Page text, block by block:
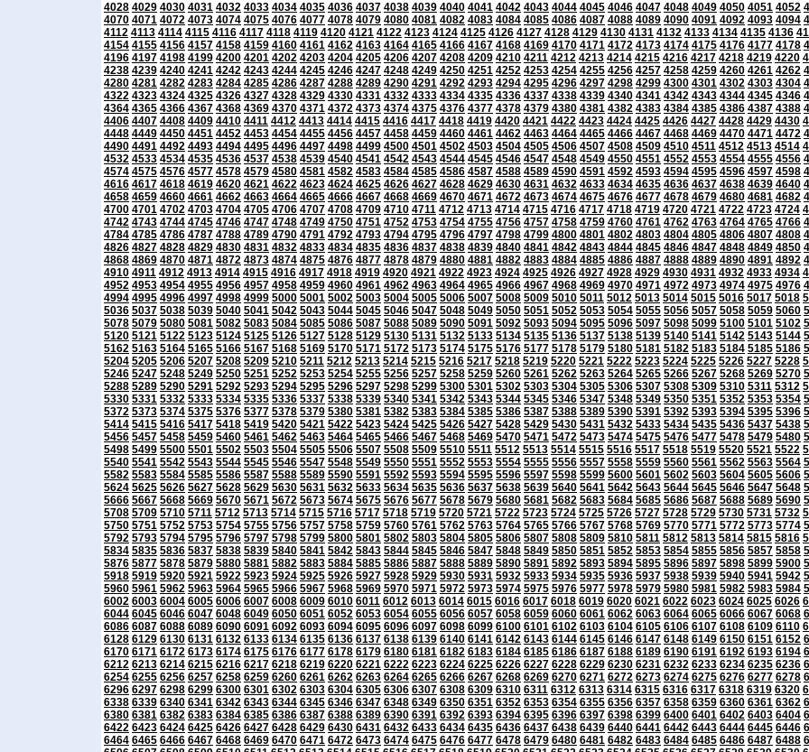
4028 4029 4030 4031 4032 4033 4034 4035 4036 4037 4038 4039 4040 4041 4042 4043 4044 4045 4046 4047 4048 4049 4050 4051 4052
4070 4071 4072 4073 4074 4075 4076 4077 4078 4079 4080 4081 4082 4083 4084 4085 4086 4087 4088 4089 4090 4091 4092 4093 4094
4112 4113 4114 4115 4116 4117 4118 4119 4120 4121 4122 4123 4124 4125 4126 4127 4128 4129 4130 4131 4132 4133 4134 4135 4136
4154 4155 4156 4157 4158 4159 4160 4161 4162 4163 4164 4165 4166 4167 4168 4169 4170 4171 4172 4173 4174 4175 4176 4177 4178
4196 4197 4198 4199 4200 4201 4202 4203 4204 4205 4206 4207 4208 4209 4210 4211 4212 4213 4214 4215 4216 4217 4218 4219 4220
4238 4239 4240 4241 4242 4243 4244 4245 4246 4247 4248 4249 4250 4251 4252 4253 4254 4255 4256 4257 4258 4259 4260 4261 4262
4280 4281 4282 4283 4284 4285 4286 4287 4288 4289 4290 4291 4292 4293 4294 4295 4296 4297 4298 4299 4300 4301 4302 4303 4304
4322 4323 4324 4325 4326 4327 4328 4329 4330 4331 4332 4333 4334 4335 4336 4337 4338 4339 4340 4341 4342 4343 4344 4345 4346
4364 4365 4366 4367 4368 4369 4370 4371 4372 4373 4374 4375 4376 4377 4378 4379 4380 4381 4382 4383 4384 4385 4386 4387 4388
4406 4407 4408 4409 4410 4411 4412 4413 4414 4415 4416 4417 4418 4419 4420 4421 4422 4423 4424 4425 4426 4427 4428 4429 4430
4448 4449 4450 4451 4452 4453 4454 4455 4456 4457 4458 4459 4460 4461 4462 4463 4464 4465 4466 4467 4468 4469 4470 4471 4472
4490 4491 4492 4493 4494 4495 4496 4497 4498 4499 4500 4501 4502 4503 4504 4505 4506 4507 4508 4509 4510 4511 4512 4513 4514
4532 4533 4534 4535 4536 4537 4538 4539 4540 4541 4542 4543 4544 4545 4546 4547 4548 4549 4550 4551 4552 4553 4554 4555 4556
4574 4575 4576 4577 4578 4579 4580 4581 4582 4583 4584 4585 4586 4587 4588 4589 4590 4591 4592 4593 4594 4595 4596 4597 4598
4616 4617 4618 4619 4620 4621 4622 4623 4624 4625 4626 4627 4628 4629 4630 4631 4632 4633 4634 4635 4636 4637 4638 4639 4640
4658 4659 4660 4661 4662 4663 4664 4665 4666 4667 4668 4669 4670 4671 4672 4673 4674 4675 4676 4677 4678 4679 4680 4681 4682
4700 4701 4702 4703 4704 4705 4706 4707 4708 4709 4710 4711 4712 4713 4714 4715 4716 4717 4718 4719 4720 4721 4722 4723 4724
4742 4743 4744 4745 4746 4747 4748 4749 4750 4751 4752 4753 4754 4755 4756 4757 4758 4759 4760 4761 4762 4763 4764 4765 4766
4784 4785 4786 4787 4788 4789 4790 4791 4792 4793 4794 4795 4796 4797 4798 4799 4800 4801 4802 4803 4804 4805 4806 4807 4808
4826 4827 4828 4829 4830 4831 4832 4833 4834 4835 4836 4837 4838 4839 4840 4841 4842 4843 4844 4845 4846 4847 4848 4849 4850
4868 4869 4870 4871 4872 4873 4874 4875 4876 4877 4878 4879 4880 4881 4882 4883 4884 4885 4886 4887 4888 4889 4890 4891 4892
4910 4911 4912 4913 4914 4915 4916 4917 4918 4919 4920 4921 4922 4923 4924 4925 4926 4927 4928 4929 4930 4931 4932 4933 4934
4952 4953 4954 4955 4956 4957 4958 4959 4960 4961 4962 4963 4964 4965 4966 4967 4968 4969 4970 4971 4972 4973 4974 4975 4976
4994 4995 4996 4997 4998 4999 5000 5001 5002 5003 5004 5005 5006 5007 5008 5009 5010 5011 5012 5013 5014 5015 5016 5017 5018
5036 5037 5038 5039 5040 5041 5042 5043 5044 5045 5046 5047 5048 5049 5050 5051 5052 5053 5054 5055 5056 5057 5058 5059 5060
5078 5079 5080 5081 5082 5083 5084 5085 5086 5087 5088 5089 5090 5091 5092 5093 5094 5095 5096 5097 5098 5099 5100 5101 5102
5120 5121 5122 5123 5124 5125 5126 5127 5128 5129 5130 5131 5132 5133 5134 5135 5136 5137 5138 5139 5140 5141 5142 5143 5144
5162 5163 5164 5165 5166 5167 5168 5169 5170 5171 5172 5173 5174 5175 5176 5177 5178 5179 5180 5181 5182 5183 5184 5185 5186
5204 5205 5206 5207 5208 5209 5210 5211 5212 5213 5214 5215 5216 5217 5218 5219 5220 5221 5222 5223 5224 5225 5226 5227 5228
5246 5247 5248 5249 5250 5251 5252 5253 5254 5255 5256 5257 5258 5259 5260 5261 5262 5263 5264 5265 5266 5267 5268 5269 5270
5288 5289 5290 5291 5292 5293 5294 5295 5296 5297 5298 5299 5300 5301 5302 5303 5304 5305 5306 5307 5308 5309 5310 5311 5312
5330 5331 5332 5333 5334 5335 5336 5337 5338 5339 5340 5341 5342 5343 5344 5345 5346 5347 5348 5349 5350 5351 5352 5353 5354
5372 5373 5374 5375 5376 5377 5378 5379 5380 5381 5382 5383 5384 5385 5386 5387 5388 5389 5390 5391 5392 5393 5394 5395 5396
5414 5415 5416 5417 5418 5419 5420 5421 5422 5423 5424 5425 5426 5427 5428 5429 5430 5431 5432 5433 5434 5435 5436 5437 5438
5456 5457 5458 5459 5460 5461 5462 5463 5464 5465 5466 5467 5468 5469 5470 5471 5472 5473 5474 5475 5476 5477 5478 5479 5480
5498 5499 5500 5501 5502 5503 5504 5505 5506 5507 5508 5509 5510 5511 5512 5513 5514 5515 5516 5517 5518 5519 5520 5521 5522
5540 5541 5542 5543 5544 5545 5546 5547 5548 5549 5550 5551 5552 5553 5554 5555 5556 5557 5558 5559 5560 5561 5562 5563 5564
5582 5583 5584 5585 5586 5587 5588 5589 5590 5591 5592 5593 5594 5595 5596 5597 5598 5599 5600 5601 5602 5603 5604 5605 5606
5624 5625 5626 5627 5628 5629 5630 5631 5632 5633 5634 5635 5636 5637 5638 5639 5640 5641 5642 5643 5644 5645 5646 5647 5648
5666 5667 5668 5669 5670 5671 5672 5673 5674 5675 5676 5677 5678 5679 5680 5681 5682 5683 5684 5685 5686 5687 5688 5689 5690
5708 5709 5710 5711 5712 5713 5714 5715 5716 5717 5718 5719 5720 5721 5722 5723 5724 5725 5726 5727 5728 5729 5730 5731 5732
5750 5751 5752 5753 5754 5755 5756 5757 5758 5759 5760 5761 5762 5763 5764 5765 5766 5767 5768 5769 5770 5771 5772 5773 5774
5792 5793 5794 5795 5796 5797 5798 5799 5800 5801 5802 5803 5804 5805 5806 5807 5808 5809 5810 5811 5812 5813 5814 5815 5816
5834 5835 5836 5837 5838 5839 5840 5841 5842 5843 5844 5845 5846 5847 5848 5849 5850 5851 5852 5853 5854 5855 5856 5857 5858
5876 5877 5878 5879 5880 5881 5882 5883 5884 5885 5886 5887 5888 5889 5890 5891 5892 5893 5894 5895 5896 5897 5898 5899 5900
5918 5919 5920 5921 5922 5923 5924 5925 5926 5927 5928 5929 5930 5931 5932 5933 5934 5935 5936 5937 5938 5939 5940 5941 5942
5960 5961 5962 5963 5964 5965 5966 5967 5968 5969 5970 5971 5972 5973 5974 5975 5976 5977 5978 5979 5980 5981 5982 5983 5984
6002 6003 6004 6005 6006 6007 6008 6009 6010 6011 6012 6013 6014 6015 6016 6017 6018 6019 6020 6021 6022 6023 6024 6025 6026
6044 6045 6046 6047 6048 6049 6050 6051 6052 6053 6054 6055 6056 6057 6058 6059 6060 6061 6062 6063 6064 6065 6066 6067 6068
6086 6087 6088 6089 6090 6091 6092 6093 6094 6095 6096 6097 6098 6099 6100 6101 6102 6103 6104 6105 6106 6107 6108 6109 6110
6128 6129 6130 6131 6132 6133 6134 6135 6136 6137 6138 6139 6140 6141 6142 6143 6144 6145 6146 6147 6148 6149 6150 6151 6152
6170 6171 6172 6173 6174 6175 6176 6177 6178 6179 6180 6181 6182 6183 6184 6185 6186 6187 6188 6189 6190 6191 6192 6193 6194
6212 6213 6214 6215 6216 6217 6218 6219 6220 6221 6222 6223 6224 6225 6226 6227 6228 6229 6230 6231 6232 6233 6234 6235 6236
6254 6255 6256 6257 6258 6259 6260 6261 6262 6263 6264 6265 6266 6267 6268 6269 6270 6271 6272 6273 6274 6275 6276 6277 6278
6296 6297 6298 6299 6300 6301 6302 6303 6304 6305 6306 6307 6308 6309 6310 6311 6312 6313 6314 6315 6316 6317 6318 6319 6320
6338 6339 6340 6341 6342 6343 6344 6345 6346 6347 6348 6349 6350 6351 6352 6353 6354 6355 6356 6357 6358 6359 6360 6361 6362
6380 6381 6382 6383 6384 6385 6386 6387 6388 6389 6390 6391 6392 6393 6394 6395 6396 6397 6398 6399 6400 6401 6402 6403 6404
6422 6423 6424 6425 6426 6427 6428 6429 6430 6431 6432 6433 6434 6435 6436 6437 6438 6439 6440 6441 6442 6443 6444 6445 6446
6464 6465 6466 6467 6468 6469 6470 6471 6472 6473 6474 6475 6476 6477 6478 6479 6480 6481 6482 6483 6484 6485 6486 6487 6488